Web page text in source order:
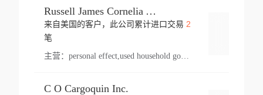
Russell James Cornelia Arlington Va
来自美国的客户，此公司累计进口交易 2
笔
主营： personal effect,used household goods
C O Cargoquin Inc.